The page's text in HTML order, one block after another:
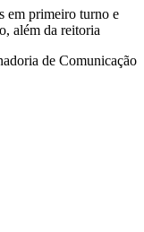
em primeiro turno e
além da reitoria
de Comunicação